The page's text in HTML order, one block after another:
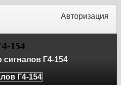
Авторизация
154